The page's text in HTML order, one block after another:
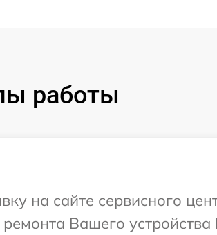
работы
на сайте сервисного
Вашего устройства